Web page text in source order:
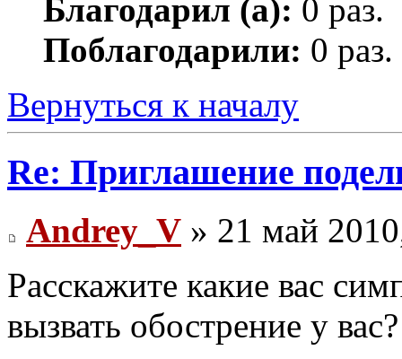
Благодарил (а): 0 раз.
Поблагодарили: 0 раз.
Вернуться к началу
Re: Приглашение
Andrey_V » 21 май
Расскажите какие вас
вызвать обострение у вас?